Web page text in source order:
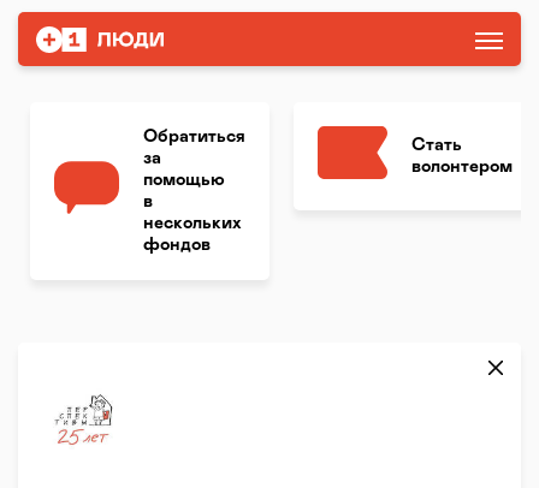
Обратиться
за
помощью
в
нескольких
фондов
Стать
волонтером